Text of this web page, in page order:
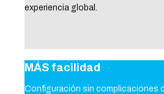
experiencia global.
MÁS facilidad
Configuración sin complicaciones